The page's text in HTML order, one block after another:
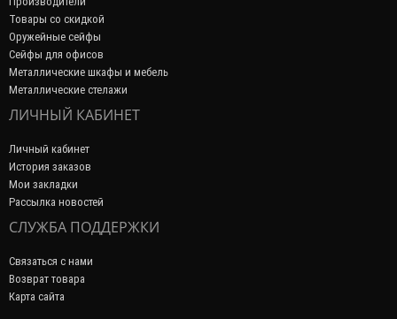
Товары со скидкой
Оружейные сейфы
Сейфы для офисов
Металлические шкафы и мебель
Металлические стелажи
ЛИЧНЫЙ КАБИНЕТ
Личный кабинет
История заказов
Мои закладки
Рассылка новостей
СЛУЖБА ПОДДЕРЖКИ
Связаться с нами
Возврат товара
Карта сайта